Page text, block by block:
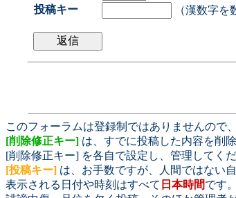
投稿キー
（漢数字を
このフォーラムは登録制ではありませんので
[削除修正キー] は、すでに投稿した内容を削
[削除修正キー] を各自で設定し、管理してくだ
[投稿キー] は、お手数ですが、人間ではない
表示される日付や時刻はすべて 日本時間です。